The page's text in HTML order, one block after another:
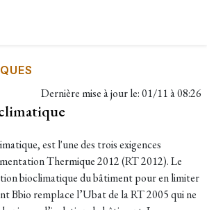
Dernière mise à jour le:01/11 à 08:26
est l'une des trois exigences
Thermique 2012 (RT 2012). Le
bioclimatique du bâtiment pour en limiter
Bbio remplace l’Ubat de la RT 2005 qui ne